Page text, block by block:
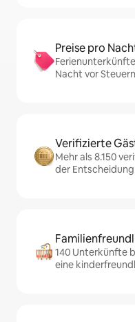
Preise pro
Nacht vor
Verifizierte
Mehr als 8.150
der
140 Unterkünfte
eine